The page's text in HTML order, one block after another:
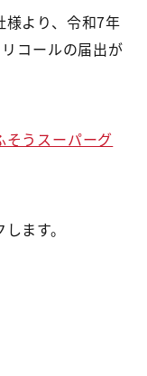
より、令和7年
コールの届出が
うスーパーグ
ます。